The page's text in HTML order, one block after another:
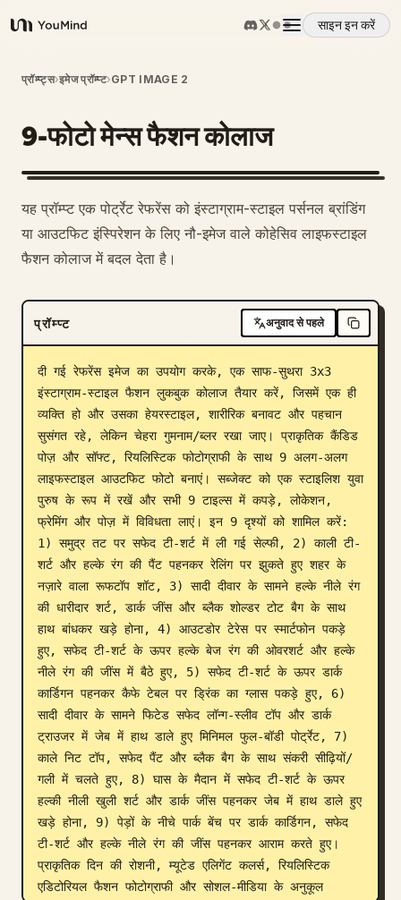
YouMind
साइन इन करें
अवलोकन
उपयोग के मामले
प्रॉम्प्ट
मूल्य निर्धारण
डाउनलोड
अपडेट
प्रॉम्प्ट्स›इमेज प्रॉम्प्ट›GPT IMAGE 2
9-फोटो मेन्स फैशन कोलाज
यह प्रॉम्प्ट एक पोर्ट्रेट रेफरेंस को इंस्टाग्राम-स्टाइल पर्सनल ब्रांडिंग
या आउटफिट इंस्पिरेशन के लिए नौ-इमेज वाले कोहेसिव लाइफस्टाइल
फैशन कोलाज में बदल देता है।
प्रॉम्प्ट अनुवाद से पहले
दी गई रेफरेंस इमेज का उपयोग करके, एक साफ-सुथरा 3x3
इंस्टाग्राम-स्टाइल फैशन लुकबुक कोलाज तैयार करें, जिसमें एक ही
व्यक्ति हो और उसका हेयरस्टाइल, शारीरिक बनावट और पहचान
सुसंगत रहे, लेकिन चेहरा गुमनाम/ब्लर रखा जाए। प्राकृतिक कैंडिड
पोज़ और सॉफ्ट, रियलिस्टिक फोटोग्राफी के साथ 9 अलग-अलग
लाइफस्टाइल आउटफिट फोटो बनाएं। सब्जेक्ट को एक स्टाइलिश युवा
पुरुष के रूप में रखें और सभी 9 टाइल्स में कपड़े, लोकेशन,
फ्रेमिंग और पोज़ में विविधता लाएं। इन 9 दृश्यों को शामिल करें:
1) समुद्र तट पर सफेद टी-शर्ट में ली गई सेल्फी, 2) काली टी-
शर्ट और हल्के रंग की पैंट पहनकर रेलिंग पर झुकते हुए शहर के
नज़ारे वाला रूफटॉप शॉट, 3) सादी दीवार के सामने हल्के नीले रंग
की धारीदार शर्ट, डार्क जींस और ब्लैक शोल्डर टोट बैग के साथ
हाथ बांधकर खड़े होना, 4) आउटडोर टेरेस पर स्मार्टफोन पकड़े
हुए, सफेद टी-शर्ट के ऊपर हल्के बेज रंग की ओवरशर्ट और हल्के
नीले रंग की जींस में बैठे हुए, 5) सफेद टी-शर्ट के ऊपर डार्क
कार्डिगन पहनकर कैफे टेबल पर ड्रिंक का ग्लास पकड़े हुए, 6)
सादी दीवार के सामने फिटेड सफेद लॉन्ग-स्लीव टॉप और डार्क
ट्राउजर में जेब में हाथ डाले हुए मिनिमल फुल-बॉडी पोर्ट्रेट, 7)
काले निट टॉप, सफेद पैंट और ब्लैक बैग के साथ संकरी सीढ़ियों/
गली में चलते हुए, 8) घास के मैदान में सफेद टी-शर्ट के ऊपर
हल्की नीली खुली शर्ट और डार्क जींस पहनकर जेब में हाथ डाले हुए
खड़े होना, 9) पेड़ों के नीचे पार्क बेंच पर डार्क कार्डिगन, सफेद
टी-शर्ट और हल्के नीले रंग की जींस पहनकर आराम करते हुए।
प्राकृतिक दिन की रोशनी, म्यूटेड एलिगेंट कलर्स, रियलिस्टिक
एडिटोरियल फैशन फोटोग्राफी और सोशल-मीडिया के अनुकूल